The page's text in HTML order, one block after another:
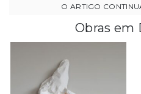
Obras em